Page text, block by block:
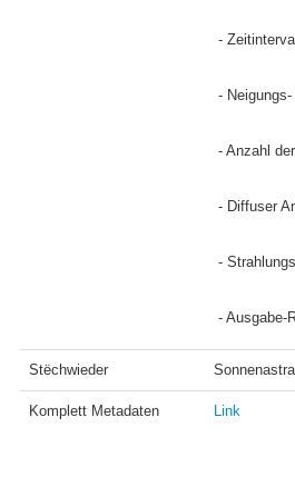
-
-
- Anzahl
- Diffuser
-
- Ausgabe-
Stëchwieder
Komplett Metadaten Link